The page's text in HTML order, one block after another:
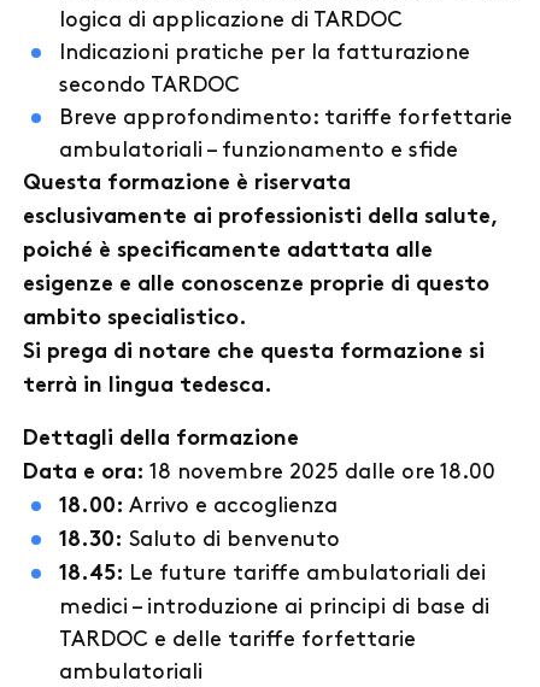
logica di applicazione di TARDOC
Indicazioni pratiche per la fatturazione
secondo TARDOC
Breve approfondimento: tariffe forfettarie
ambulatoriali – funzionamento e sfide
Questa formazione è riservata
esclusivamente ai professionisti della salute,
poiché è specificamente adattata alle
esigenze e alle conoscenze proprie di questo
ambito specialistico.
Si prega di notare che questa formazione si
terrà in lingua tedesca.
Dettagli della formazione
Data e ora: 18 novembre 2025 dalle ore 18.00
18.00: Arrivo e accoglienza
18.30: Saluto di benvenuto
18.45: Le future tariffe ambulatoriali dei
medici – introduzione ai principi di base di
TARDOC e delle tariffe forfettarie
ambulatoriali